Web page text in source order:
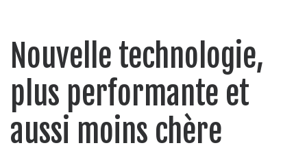
Nouvelle technologie,
plus performante et
aussi moins chère